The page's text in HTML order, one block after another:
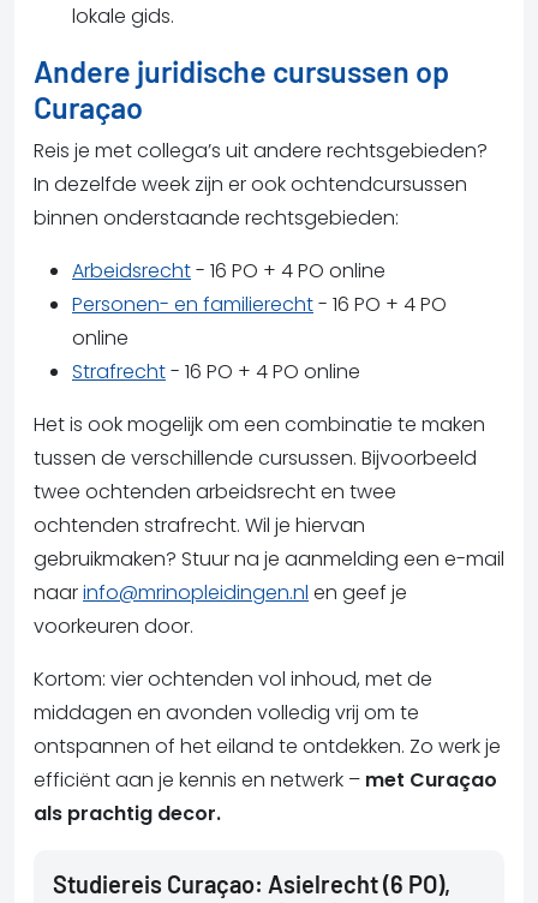
lokale gids.
Andere juridische cursussen op
Curaçao
Reis je met collega’s uit andere rechtsgebieden?
In dezelfde week zijn er ook ochtendcursussen
binnen onderstaande rechtsgebieden:
Arbeidsrecht- 16 PO + 4 PO online
Personen- en familierecht- 16 PO + 4 PO
online
Strafrecht- 16 PO + 4 PO online
Het is ook mogelijk om een combinatie te maken
tussen de verschillende cursussen. Bijvoorbeeld
twee ochtenden arbeidsrecht en twee
ochtenden strafrecht. Wil je hiervan
gebruikmaken? Stuur na je aanmelding een e-mail
naarinfo@mrinopleidingen.nl en geef je
voorkeuren door.
Kortom: vier ochtenden vol inhoud, met de
middagen en avonden volledig vrij om te
ontspannen of het eiland te ontdekken. Zo werk je
efficiënt aan je kennis en netwerk – met Curaçao
als prachtig decor.
Studiereis Curaçao: Asielrecht (6 PO),